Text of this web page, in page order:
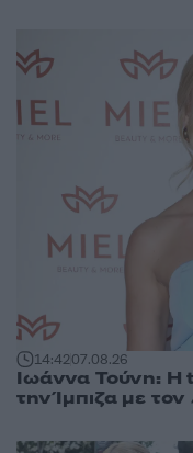
14:4207.08.26
Ιωάννα Τούνη:
την Ίμπιζα με